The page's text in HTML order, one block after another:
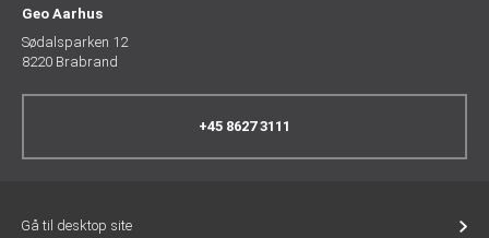
Geo Aarhus
Sødalsparken 12
8220 Brabrand
+45 8627 3111
Gå til desktop site